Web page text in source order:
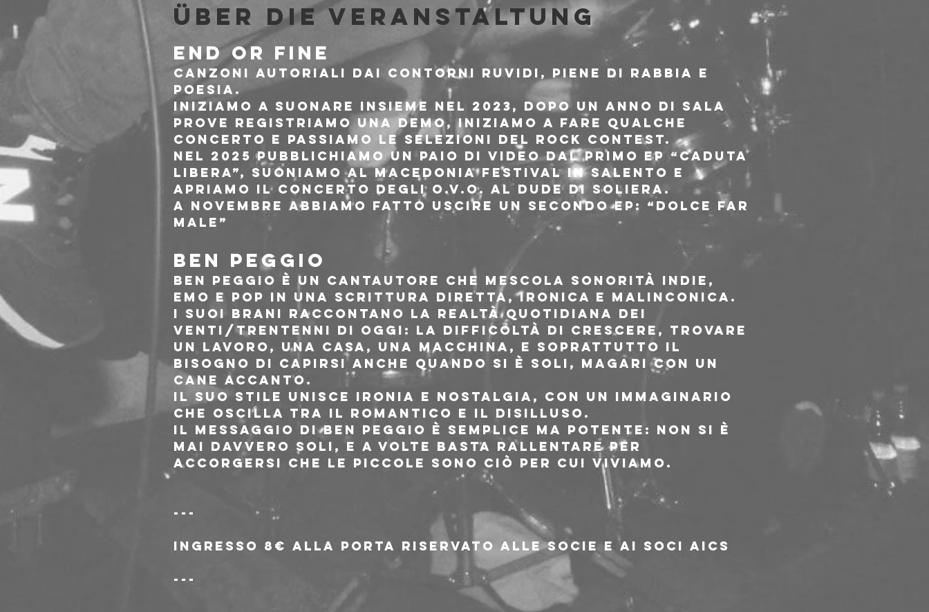
Über die Veranstaltung
END OR FINE
Canzoni autoriali dai contorni ruvidi, piene di rabbia e
poesia.
Iniziamo a suonare insieme nel 2023, dopo un anno di sala
prove registriamo una demo, iniziamo a fare qualche
concerto e passiamo le selezioni del Rock Contest.
Nel 2025 pubblichiamo un paio di video dal primo ep “Caduta
libera”, suoniamo al Macedonia festival in Salento e
apriamo il concerto degli O.V.O. al Dude di Soliera.
A novembre abbiamo fatto uscire un secondo ep: “Dolce far
male”
BEN PEGGIO
Ben Peggio è un cantautore che mescola sonorità indie,
emo e pop in una scrittura diretta, ironica e malinconica.
I suoi brani raccontano la realtà quotidiana dei
venti/trentenni di oggi: la difficoltà di crescere, trovare
un lavoro, una casa, una macchina, e soprattutto il
bisogno di capirsi anche quando si è soli, magari con un
cane accanto.
Il suo stile unisce ironia e nostalgia, con un immaginario
che oscilla tra il romantico e il disilluso.
Il messaggio di Ben Peggio è semplice ma potente: non si è
mai davvero soli, e a volte basta rallentare per
accorgersi che le piccole sono ciò per cui viviamo.
---
Ingresso 8€ alla porta riservato alle socie e ai soci AICS
---